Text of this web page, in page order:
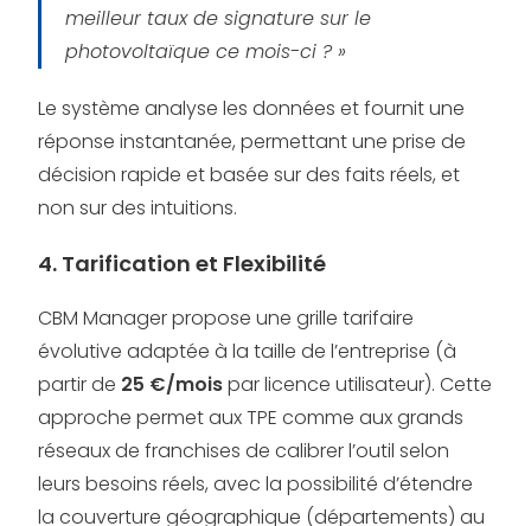
meilleur taux de signature sur le
photovoltaïque ce mois-ci ? »
Le système analyse les données et fournit une
réponse instantanée, permettant une prise de
décision rapide et basée sur des faits réels, et
non sur des intuitions.
4. Tarification et Flexibilité
CBM Manager propose une grille tarifaire
évolutive adaptée à la taille de l’entreprise (à
partir de 25 €/moispar licence utilisateur). Cette
approche permet aux TPE comme aux grands
réseaux de franchises de calibrer l’outil selon
leurs besoins réels, avec la possibilité d’étendre
la couverture géographique (départements) au